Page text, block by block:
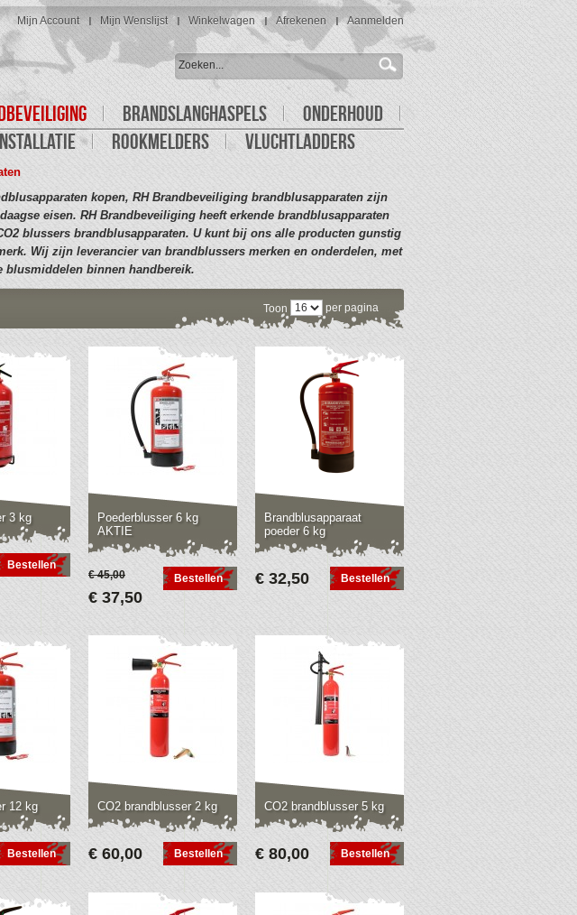
Mijn Account Mijn Wenslijst Winkelwagen Afrekenen Aanmelden
BRANDSLANGHASPELS
ONDERHOUD
ROOKMELDERS VLUCHTLADDERS
kopen, RH Brandbeveiliging brandblusapparaten zijn
eisen. RH Brandbeveiliging heeft erkende brandblusapparaten
blussers brandblusapparaten. U kunt bij ons alle producten gunstig
Wij zijn leverancier van brandblussers merken en onderdelen, met
blusmiddelen binnen handbereik.
Toon per pagina
3 kg
Bestellen
Poederblusser 6 kg
AKTIE
€ 45,00
€ 37,50
Bestellen
Brandblusapparaat
poeder 6 kg
€ 32,50 Bestellen
12 kg
Bestellen
CO2 brandblusser 2 kg
€ 60,00 Bestellen
CO2 brandblusser 5 kg
€ 80,00 Bestellen